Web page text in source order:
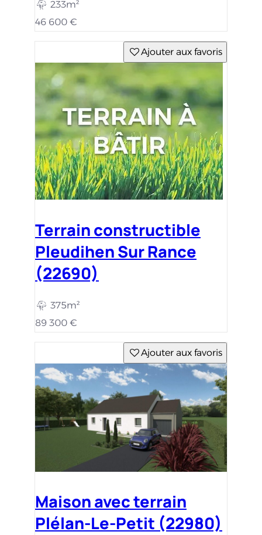
233m²
46 600 €
Ajouter aux favoris
Terrain constructible
Pleudihen Sur Rance
(22690)
375m²
89 300 €
Ajouter aux favoris
Maison avec terrain
Plélan-Le-Petit (22980)